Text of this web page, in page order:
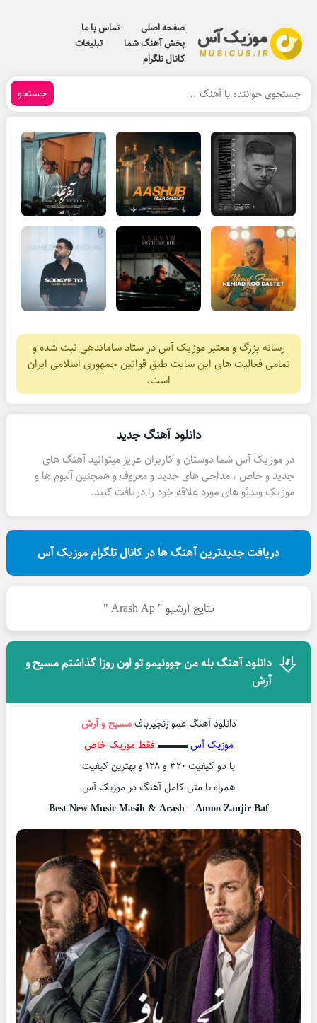
صفحه اصلی
تماس با ما
پخش آهنگ شما
تبلیغات
کانال تلگرام
جستجو
رسانه بزرگ و معتبر موزیک آس در ستاد ساماندهی ثبت شده و
تمامی فعالیت های این سایت طبق قوانین جمهوری اسلامی ایران
است.
دانلود آهنگ جدید
در موزیک آس شما دوستان و کاربران عزیز میتوانید آهنگ های
جدید و خاص ، مداحی های جدید و معروف و همچنین آلبوم ها و
موزیک ویدئو های مورد علاقه خود را دریافت کنید.
دریافت جدیدترین آهنگ ها در کانال تلگرام موزیک آس
نتایج آرشیو " Arash Ap "
دانلود آهنگ بله من جوونیمو تو اون روزا گذاشتم مسیح و
آرش
دانلود آهنگ عمو زنجیربافمسیح و آرش
موزیک آس▬▬▬ فقط موزیک خاص
با دو کیفیت ۳۲۰ و ۱۲۸ و بهترین کیفیت
همراه با متن کامل آهنگ در موزیک آس
Best New Music Masih & Arash – Amoo Zanjir Baf